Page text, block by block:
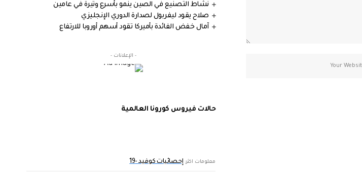
نشاط التصنيع في الصين ينمو بأسرع وتيرة في عامين
صلاح يقود ليفربول لصدارة الدوري الإنجليزي
آمال خفض الفائدة بأميركا تقود أسهم أوروبا للارتفاع
- الإعلانات -
حالات فيروس كورونا العالمية
معلومات اكثر: إحصائيات كوفيد -19